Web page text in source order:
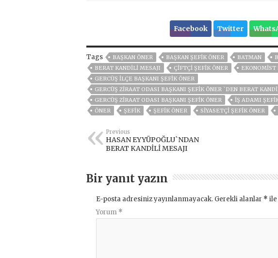
Facebook Twitter
Tags BAŞKAN ÖNER BAŞKAN ŞEFİK ÖNER BATMAN
BERAT KANDİLİ MESAJI
ÇIFTÇI ŞEFIK ÖNER EKONOMIST
GERCÜŞ İLÇE BAŞKANI ŞEFIK ÖNER
GERCÜŞ ZİRAAT ODASI BAŞKANI ŞEFİK ÖNER `DEN BERAT
GERCÜŞ ZIRAAT ODASI BAŞKANI ŞEFIK ÖNER
IŞ ADAMI
ÖNER
ŞEFIK ŞEFİK ÖNER SIYASETÇI ŞEFIK ÖNER
Previous
HASAN EYYÜPOĞLU`NDAN
BERAT KANDİLİ MESAJI
Bir yanıt yazın
E-posta adresiniz yayınlanmayacak. Gerekli alanlar *
Yorum *